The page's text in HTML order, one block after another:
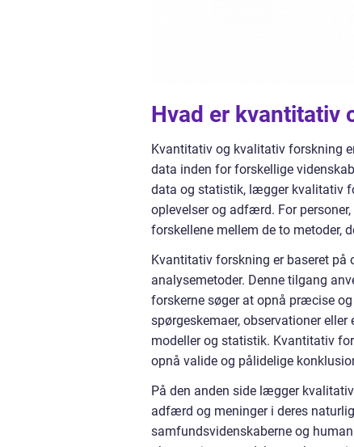
Hvad er kvantitativ
Kvantitativ og kvalitativ forskning
data inden for forskellige
data og statistik, lægger kvalitativ
oplevelser og adfærd. For
forskellene mellem de to metoder,
Kvantitativ forskning er baseret på
analysemetoder. Denne tilgang
forskerne søger at opnå præcise
spørgeskemaer, observationer
modeller og statistik. Kvantitativ
opnå valide og pålidelige
På den anden side lægger
adfærd og meninger i deres
samfundsvidenskaberne og